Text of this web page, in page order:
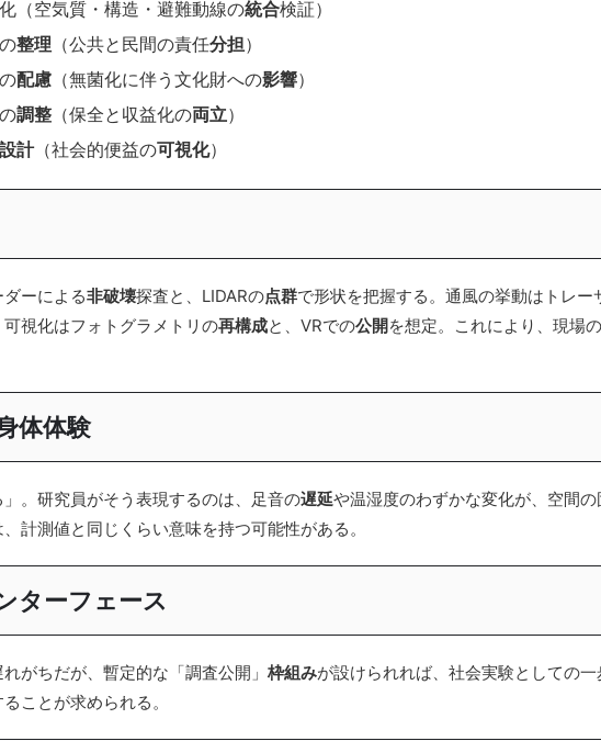
化（空気質・構造・避難動線の統合検証）
整理 （公共と民間の責任分担）
配慮 （無菌化に伴う文化財への影響）
調整 （保全と収益化の両立）
設計（社会的便益の可視化）
ーによる非破壊探査と、LIDARの点群で形状を把握する。通風の挙動はトレー
視化はフォトグラメトリの再構成と、VRでの公開を想定。これにより、現場
体体験
」。研究員がそう表現するのは、足音の遅延や温湿度のわずかな変化が、空間の
、計測値と同じくらい意味を持つ可能性がある。
ターフェース
れがちだが、暫定的な「調査公開」 枠組みが設けられれば、社会実験としての
ことが求められる。